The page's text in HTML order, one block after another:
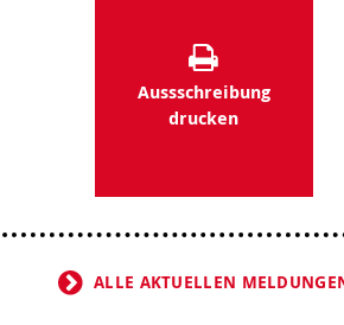
Aussschreibung
drucken
ALLE AKTUELLEN